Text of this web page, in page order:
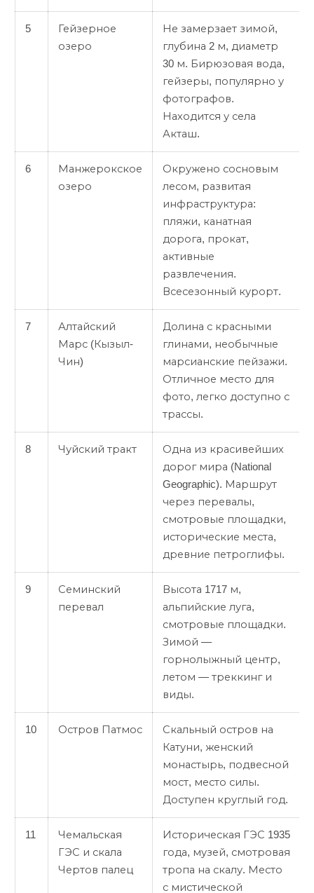
5
Гейзерное
озеро
Не замерзает зимой,
глубина 2 м, диаметр
30 м. Бирюзовая вода,
гейзеры, популярно у
фотографов.
Находится у села
Акташ.
6
Манжерокское
озеро
Окружено сосновым
лесом, развитая
инфраструктура:
пляжи, канатная
дорога, прокат,
активные
развлечения.
Всесезонный курорт.
7
Алтайский
Марс (Кызыл-
Чин)
Долина с красными
глинами, необычные
марсианские пейзажи.
Отличное место для
фото, легко доступно с
трассы.
8 Чуйский тракт
Одна из красивейших
дорог мира (National
Geographic). Маршрут
через перевалы,
смотровые площадки,
исторические места,
древние петроглифы.
9
Семинский
перевал
Высота 1717 м,
альпийские луга,
смотровые площадки.
Зимой —
горнолыжный центр,
летом — треккинг и
виды.
10 Остров Патмос
Скальный остров на
Катуни, женский
монастырь, подвесной
мост, место силы.
Доступен круглый год.
11
Чемальская
ГЭС и скала
Чертов палец
Историческая ГЭС 1935
года, музей, смотровая
тропа на скалу. Место
с мистической